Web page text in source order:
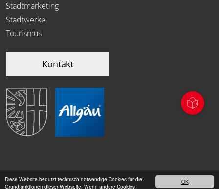
OK
Diese Website benutzt technisch notwendige Cookies für die
Grundfunktionen dieser Webseite. Wenn andere Cookies
Stadtmarketing
Stadtwerke
Tourismus
Kontakt